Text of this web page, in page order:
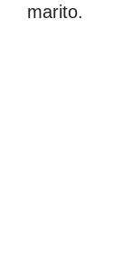
marito.